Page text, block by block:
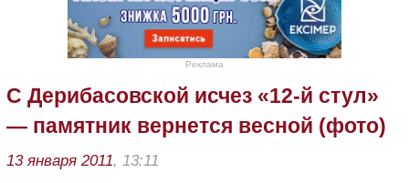
Реклама
С Дерибасовской исчез «12-й стул»
— памятник вернется весной (фото)
13 января 2011, 13:11